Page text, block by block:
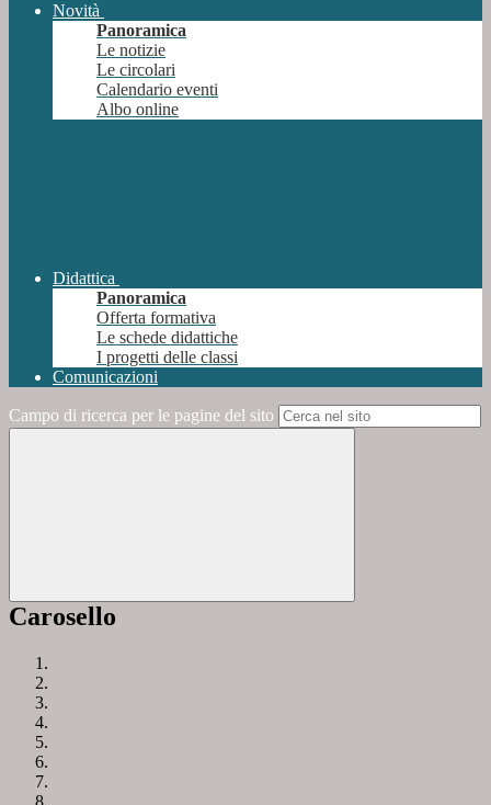
Novità
Panoramica
Le notizie
Le circolari
Calendario eventi
Albo online
Didattica
Panoramica
Offerta formativa
Le schede didattiche
I progetti delle classi
Comunicazioni
Campo di ricerca per le pagine del sito
Carosello